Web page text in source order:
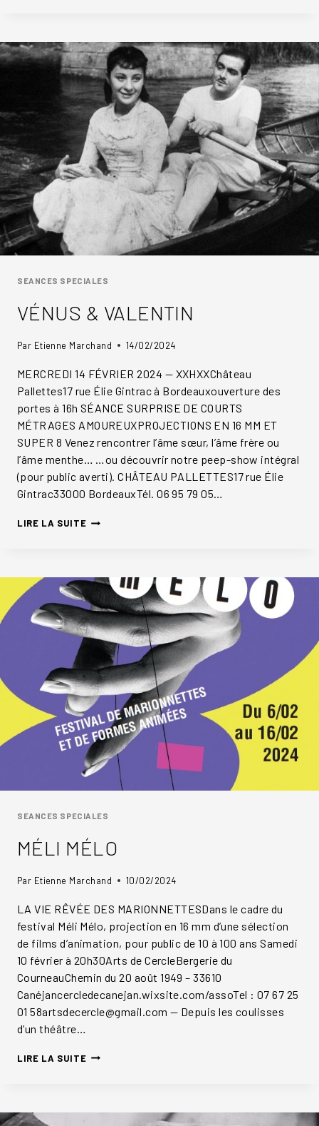
SEANCES SPECIALES
VÉNUS & VALENTIN
Par Etienne Marchand 14/02/2024
MERCREDI 14 FÉVRIER 2024 — XXHXXChâteau
Pallettes17 rue Élie Gintrac à Bordeauxouverture des
portes à 16h SÉANCE SURPRISE DE COURTS
MÉTRAGES AMOUREUXPROJECTIONS EN 16 MM ET
SUPER 8 Venez rencontrer l’âme sœur, l’âme frère ou
l’âme menthe… …ou découvrir notre peep-show intégral
(pour public averti). CHÂTEAU PALLETTES17 rue Élie
Gintrac33000 BordeauxTél. 06 95 79 05…
LIRE LA SUITEVÉNUS
SEANCES SPECIALES
MÉLI MÉLO
Par Etienne Marchand 10/02/2024
LA VIE RÊVÉE DES MARIONNETTESDans le cadre du
festival Méli Mélo, projection en 16 mm d’une sélection
de films d’animation, pour public de 10 à 100 ans Samedi
10 février à 20h30Arts de CercleBergerie du
CourneauChemin du 20 août 1949 – 33610
Canéjancercledecanejan.wixsite.com/assoTel : 07 67 25
01 58artsdecercle@gmail.com — Depuis les coulisses
d’un théâtre…
LIRE LA SUITEMÉLI